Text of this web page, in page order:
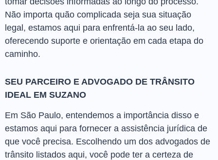
Não importa quão complicada seja sua situação
legal, estamos aqui para enfrentá-la ao seu lado,
oferecendo suporte e orientação em cada etapa do
caminho.
SEU PARCEIRO E ADVOGADO DE TRÂNSITO
IDEAL EM SUZANO
Em São Paulo, entendemos a importância disso e
estamos aqui para fornecer a assistência jurídica de
que você precisa. Escolhendo um dos advogados de
trânsito listados aqui, você pode ter a certeza de